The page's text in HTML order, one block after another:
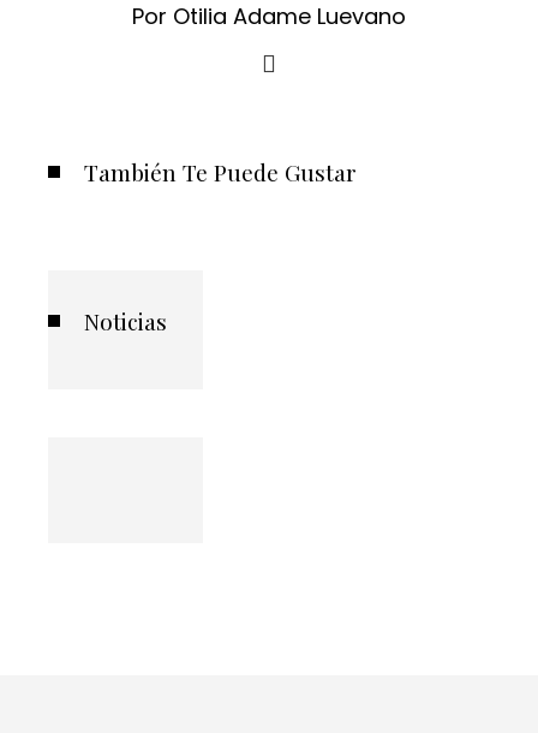
Por Otilia Adame Luevano
También Te Puede Gustar
Noticias